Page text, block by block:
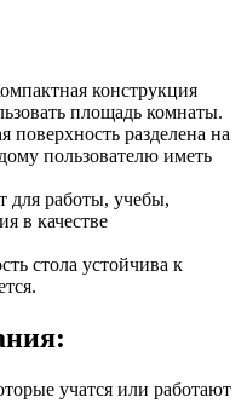
конструкция
площадь комнаты.
поверхность разделена на
пользователю иметь
для работы, учебы,
в качестве
стола устойчива к
учатся или работают